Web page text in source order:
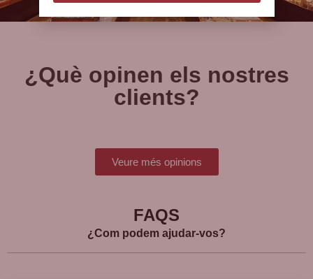
¿Què opinen els nostres
clients?
Veure més opinions
FAQS
¿Com podem ajudar-vos?